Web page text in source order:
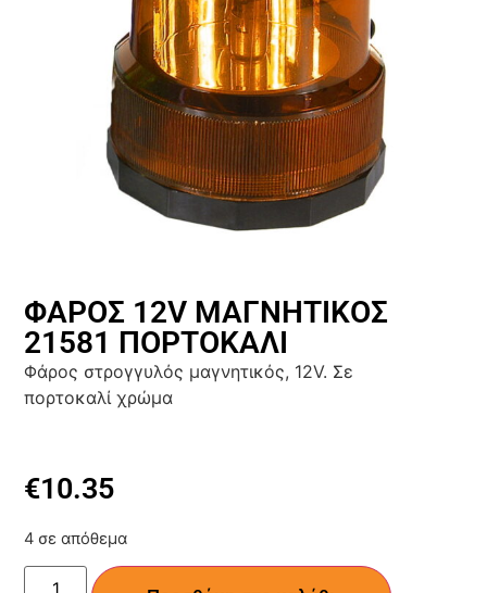
ΦΑΡΟΣ 12V ΜΑΓΝΗΤΙΚΟΣ
21581 ΠΟΡΤΟΚΑΛΙ
Φάρος στρογγυλός μαγνητικός, 12V. Σε
πορτοκαλί χρώμα
€10.35
4 σε απόθεμα